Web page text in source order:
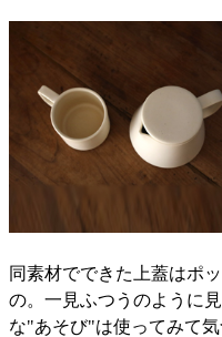
同素材でできた上蓋はポ
の。一見ふつうのように
な"あそび"は使ってみて